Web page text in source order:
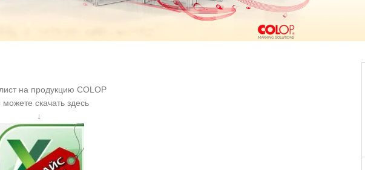
на продукцию COLOP
скачать здесь
↓